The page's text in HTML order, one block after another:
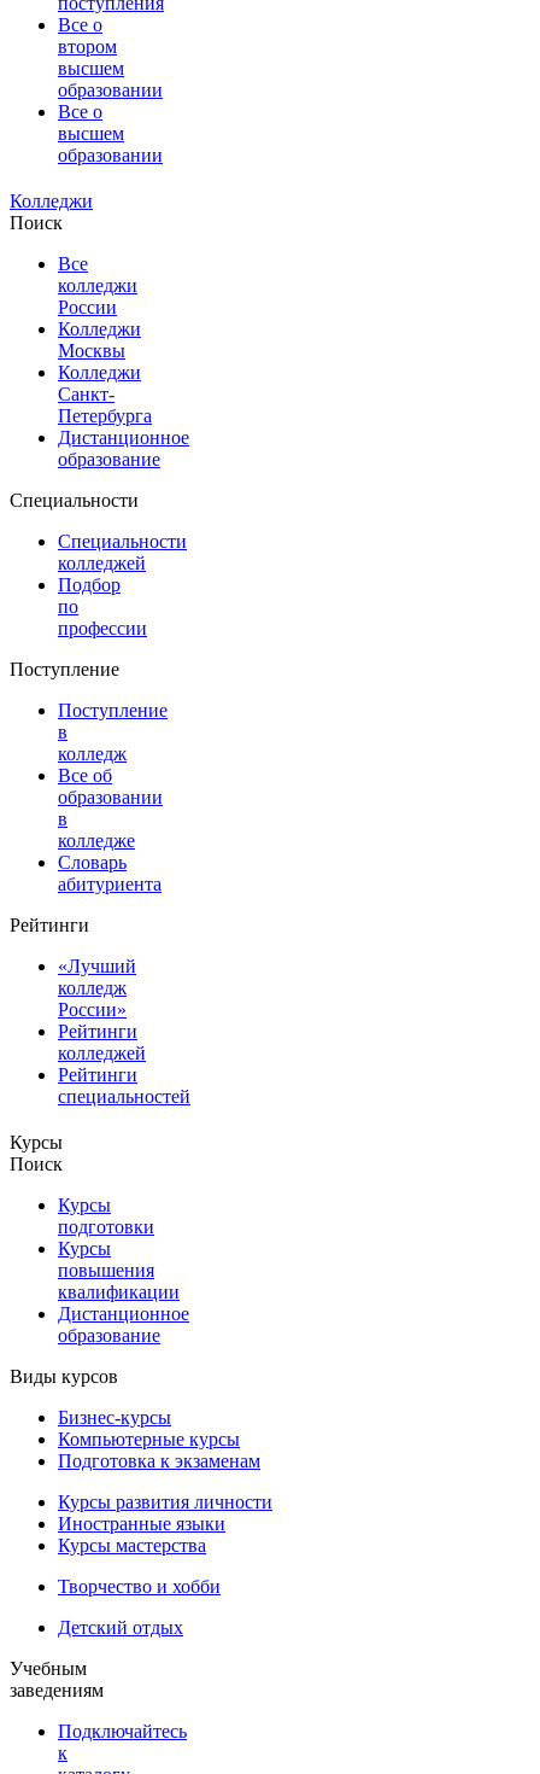
Все о
втором
высшем
образовании
Все о
высшем
образовании
Колледжи
Поиск
Все
колледжи
России
Колледжи
Москвы
Колледжи
Санкт-
Петербурга
Дистанционное
образование
Специальности
Специальности
колледжей
Подбор
по
профессии
Поступление
Поступление
в
колледж
Все об
образовании
в
колледже
Словарь
абитуриента
Рейтинги
«Лучший
колледж
России»
Рейтинги
колледжей
Рейтинги
специальностей
Курсы
Поиск
Курсы
подготовки
Курсы
повышения
квалификации
Дистанционное
образование
Виды курсов
Бизнес-курсы
Компьютерные курсы
Подготовка к экзаменам
Курсы развития личности
Иностранные языки
Курсы мастерства
Творчество и хобби
Детский отдых
Учебным
заведениям
Подключайтесь
к